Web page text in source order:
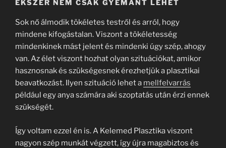
ÉKSZER NEM CSAK GYÉMÁNT LEHET
Sok nő álmodik tökéletes testről és arról, hogy
mindene kifogástalan. Viszont a tökéletesség
mindenkinek mást jelent és mindenki úgy szép, ahogy
van. Az élet viszont hozhat olyan szituációkat, amikor
hasznosnak és szükségesnek érezhetjük a plasztikai
beavatkozást. Ilyen szituáció lehet a mellfelvarrás
például egy anya számára aki szoptatás után érzi ennek
szükségét.
Így voltam ezzel én is. A Kelemed Plasztika viszont
nagyon szép munkát végzett, így újra magabiztos és